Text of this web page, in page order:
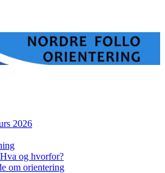
2026
og hvorfor?
om orientering